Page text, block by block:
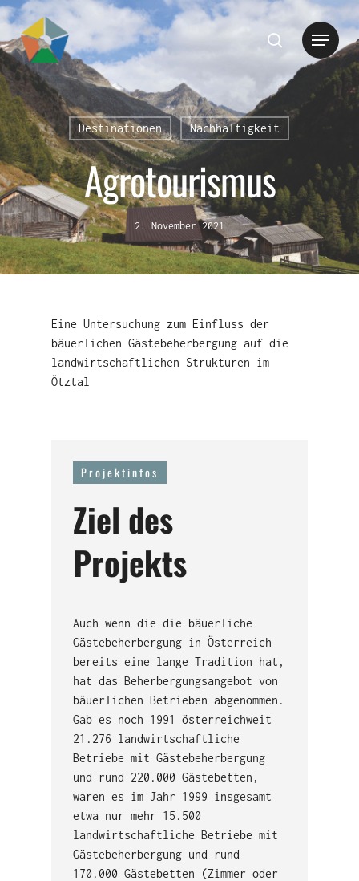
Hit enter to search or ESC to close
Destinationen Nachhaltigkeit
Agrotourismus
2. November 2021
Eine Untersuchung zum Einfluss der
bäuerlichen Gästebeherbergung auf die
landwirtschaftlichen Strukturen im
Ötztal
Projektinfos
Ziel des
Projekts
Auch wenn die die bäuerliche
Gästebeherbergung in Österreich
bereits eine lange Tradition hat,
hat das Beherbergungsangebot von
bäuerlichen Betrieben abgenommen.
Gab es noch 1991 österreichweit
21.276 landwirtschaftliche
Betriebe mit Gästebeherbergung
und rund 220.000 Gästebetten,
waren es im Jahr 1999 insgesamt
etwa nur mehr 15.500
landwirtschaftliche Betriebe mit
Gästebeherbergung und rund
170.000 Gästebetten (Zimmer oder